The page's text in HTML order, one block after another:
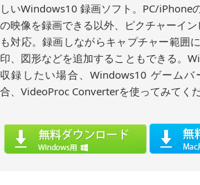
しいWindows10 録画ソフト。PC/iPhone
の映像を録画できる以外、ピクチャーイ
も対応。録画しながらキャプチャー範囲
印、図形などを追加することもできる。
収録したい場合、Windows10 ゲーム
合、VideoProc Converterを使ってみてくだ